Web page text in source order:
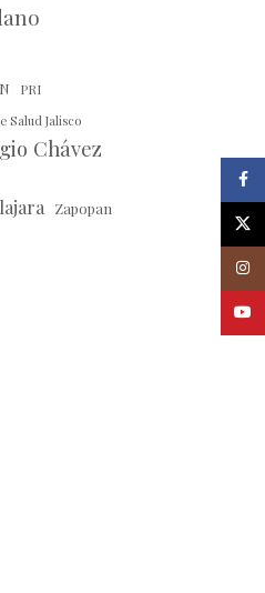
PRI
Salud Jalisco
Chávez
Zapopan